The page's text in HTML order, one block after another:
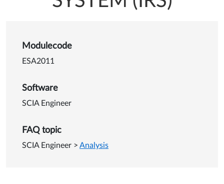
Details van Improved
Modulecode
ESA2011
Software
SCIA Engineer
FAQ topic
SCIA Engineer > Analysis